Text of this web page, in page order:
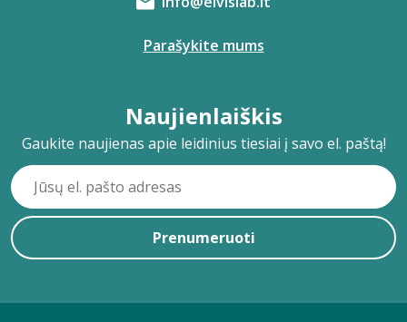
Parašykite mums
Naujienlaiškis
Gaukite naujienas apie leidinius tiesiai į savo el. paštą!
Prenumeruoti